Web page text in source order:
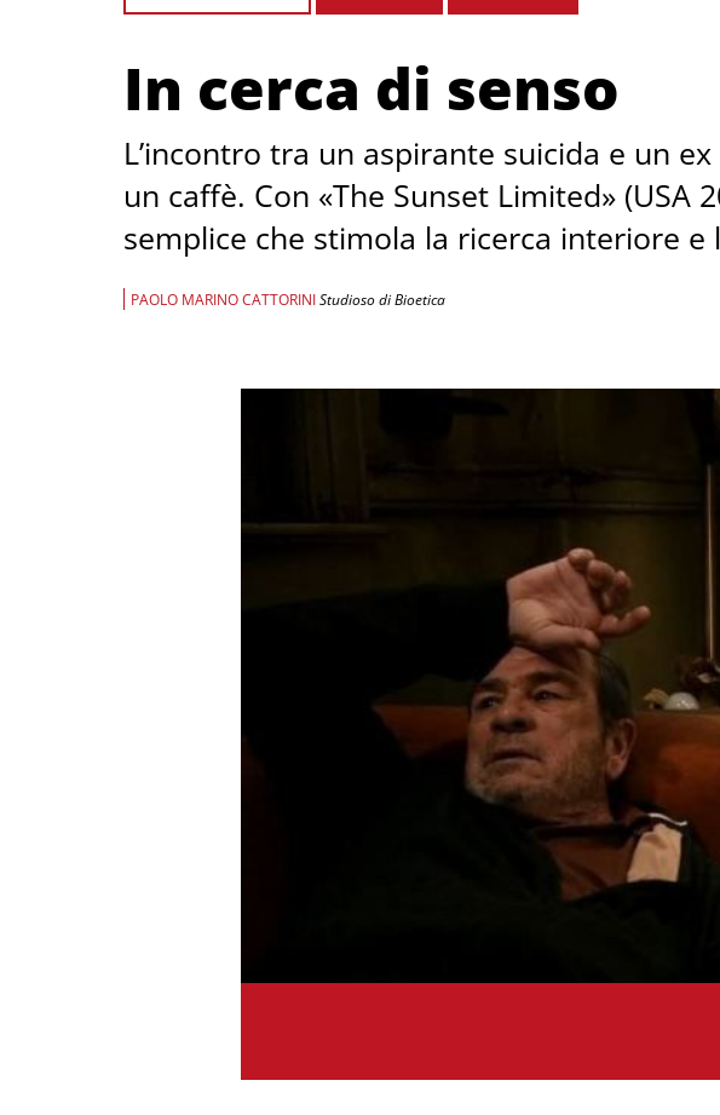
In cerca di senso
L’incontro tra un aspirante suicida e un
un caffè. Con «The Sunset Limited»
semplice che stimola la ricerca interiore e
PAOLO MARINO CATTORINIStudioso di Bioetica